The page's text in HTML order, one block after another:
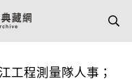
工程測量隊人事；